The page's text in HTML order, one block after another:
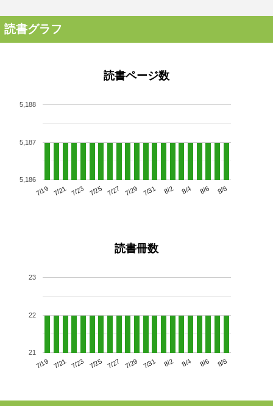
読書グラフ
読書ページ数
7/19 7/21 7/23 7/25 7/27 7/29 7/31 8/2 8/4 8/6 8/8
5,186
5,187
5,188
読書冊数
7/19 7/21 7/23 7/25 7/27 7/29 7/31 8/2 8/4 8/6 8/8
21
22
23